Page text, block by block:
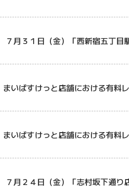
７月３１日（金）「西新宿五丁
まいばすけっと店舗における有料
まいばすけっと店舗における有料
７月２４日（金）「志村坂下通